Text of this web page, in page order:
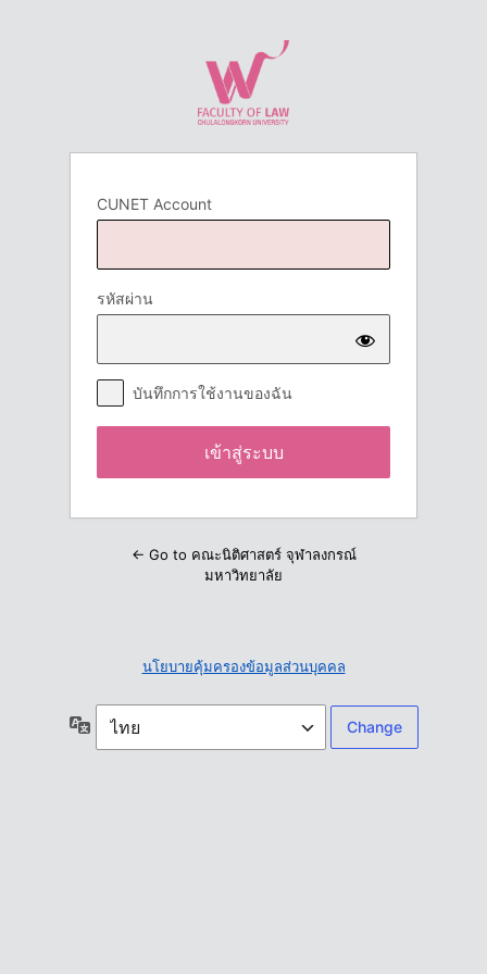
CUNET Account
รหัสผ่าน
บันทึกการใช้งานของฉัน
← Go to คณะนิติศาสตร์ จุฬาลงกรณ์
มหาวิทยาลัย
นโยบายคุ้มครองข้อมูลส่วนบุคคล
ภาษา